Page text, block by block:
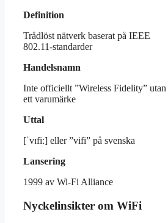
Definition
Trådlöst nätverk baserat på IEEE
802.11-standarder
Handelsnamn
Inte officiellt ”Wireless Fidelity” utan
ett varumärke
Uttal
[ˈvɪfiː] eller ”vifi” på svenska
Lansering
1999 av Wi-Fi Alliance
Nyckelinsikter om WiFi